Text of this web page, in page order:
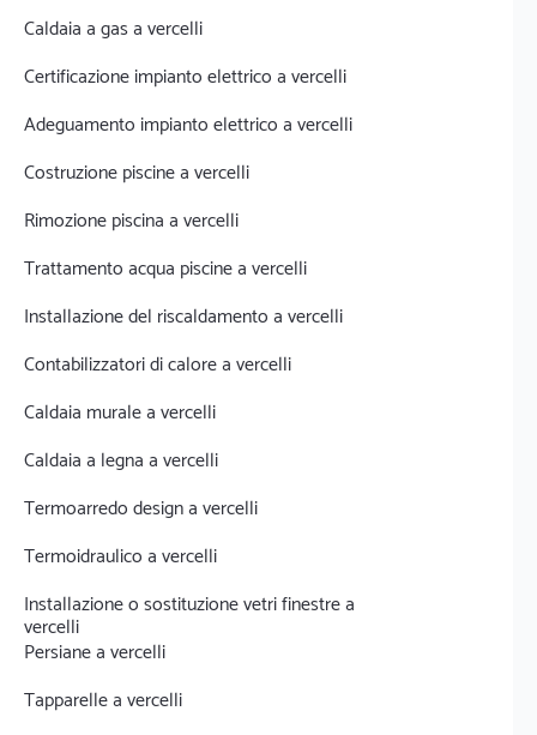
Caldaia a gas a vercelli
Certificazione impianto elettrico a vercelli
Adeguamento impianto elettrico a vercelli
Costruzione piscine a vercelli
Rimozione piscina a vercelli
Trattamento acqua piscine a vercelli
Installazione del riscaldamento a vercelli
Contabilizzatori di calore a vercelli
Caldaia murale a vercelli
Caldaia a legna a vercelli
Termoarredo design a vercelli
Termoidraulico a vercelli
Installazione o sostituzione vetri finestre a
vercelli
Persiane a vercelli
Tapparelle a vercelli